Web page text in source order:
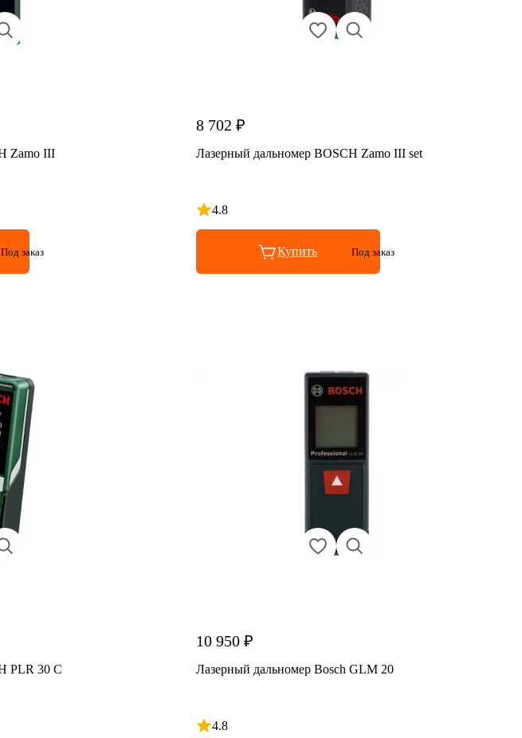
Zamo III
Под заказ
8 702 ₽
Лазерный дальномер BOSCH Zamo III set
4.8
Рейтинг 4.8 из 5
Купить Под заказ
PLR 30 C
10 950 ₽
Лазерный дальномер Bosch GLM 20
4.8
Рейтинг 4.8 из 5